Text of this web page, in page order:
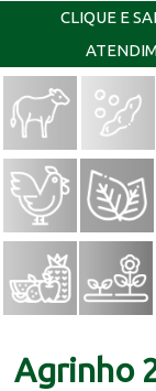
CLIQUE E
Agrinho